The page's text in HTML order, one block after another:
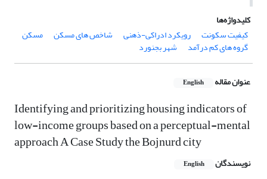
کلیدواژه‌ها
کیفیت سکونت
رویکرد ادراکی-ذهنی شاخص های مسکن مسکن
گروه های کم درآمد شهر بجنورد
عنوان مقاله English
Identifying and prioritizing housing indicators of
low-income groups based on a perceptual-mental
approach A Case Study the Bojnurd city
نویسندگان English